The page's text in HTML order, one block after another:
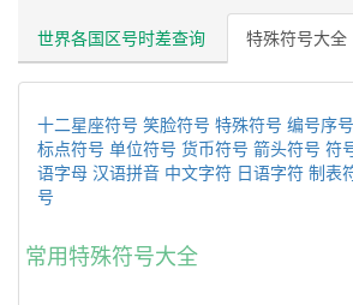
世界各国区号时差查询 特殊符号大全
十二星座符号 笑脸符号 特殊符号 编号序号
标点符号 单位符号 货币符号 箭头符号 符
语字母 汉语拼音 中文字符 日语字符 制表
号
常用特殊符号大全